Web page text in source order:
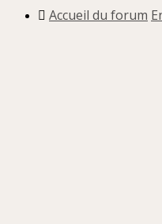
Accueil du forum